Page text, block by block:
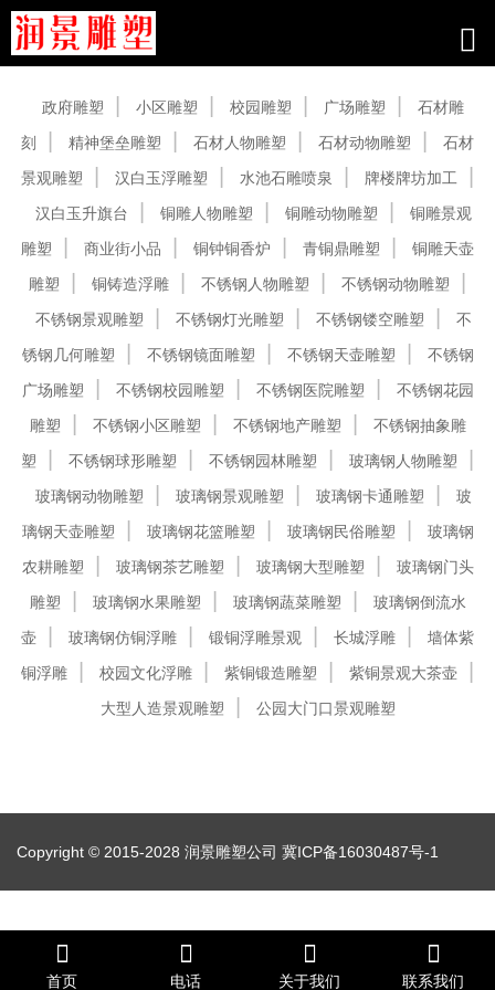
政府雕塑 小区雕塑 校园雕塑 广场雕塑
石材雕
刻
精神堡垒雕塑 石材人物雕塑 石材动物雕塑
石材
景观雕塑
汉白玉浮雕塑 水池石雕喷泉
牌楼牌坊加工
汉白玉升旗台
铜雕人物雕塑 铜雕动物雕塑
铜雕景观
雕塑
商业街小品 铜钟铜香炉 青铜鼎雕塑
铜雕天壶
雕塑
铜铸造浮雕 不锈钢人物雕塑
不锈钢动物雕塑
不锈钢景观雕塑
不锈钢灯光雕塑 不锈钢镂空雕塑
不
锈钢几何雕塑
不锈钢镜面雕塑 不锈钢天壶雕塑
不锈钢
广场雕塑
不锈钢校园雕塑 不锈钢医院雕塑
不锈钢花园
雕塑
不锈钢小区雕塑 不锈钢地产雕塑
不锈钢抽象雕
塑
不锈钢球形雕塑 不锈钢园林雕塑
玻璃钢人物雕塑
玻璃钢动物雕塑
玻璃钢景观雕塑 玻璃钢卡通雕塑
玻
璃钢天壶雕塑
玻璃钢花篮雕塑 玻璃钢民俗雕塑
玻璃钢
农耕雕塑
玻璃钢茶艺雕塑 玻璃钢大型雕塑
玻璃钢门头
雕塑
玻璃钢水果雕塑 玻璃钢蔬菜雕塑
玻璃钢倒流水
壶
玻璃钢仿铜浮雕 锻铜浮雕景观 长城浮雕
墙体紫
铜浮雕
校园文化浮雕 紫铜锻造雕塑
紫铜景观大茶壶
大型人造景观雕塑
公园大门口景观雕塑
Copyright © 2015-2028 润景雕塑公司 冀ICP备16030487号-1
首页 电话 关于我们 联系我们